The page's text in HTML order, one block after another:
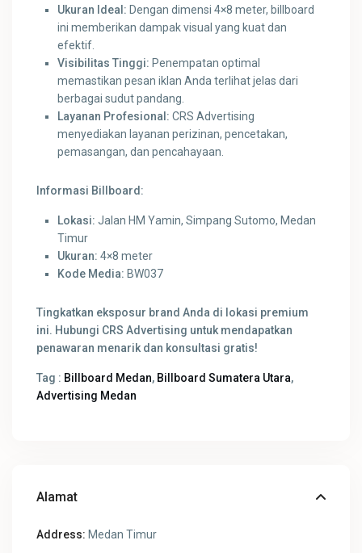
Ukuran Ideal: Dengan dimensi 4×8 meter, billboard
ini memberikan dampak visual yang kuat dan
efektif.
Visibilitas Tinggi: Penempatan optimal
memastikan pesan iklan Anda terlihat jelas dari
berbagai sudut pandang.
Layanan Profesional: CRS Advertising
menyediakan layanan perizinan, pencetakan,
pemasangan, dan pencahayaan.
Informasi Billboard:
Lokasi: Jalan HM Yamin, Simpang Sutomo, Medan
Timur
Ukuran: 4×8 meter
Kode Media: BW037
Tingkatkan eksposur brand Anda di lokasi premium
ini. Hubungi CRS Advertising untuk mendapatkan
penawaran menarik dan konsultasi gratis!
Tag : Billboard Medan, Billboard Sumatera Utara,
Advertising Medan
Alamat
Address: Medan Timur